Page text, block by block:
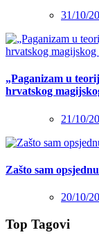
31/10/
„Paganizam u
hrvatskog
21/10/
Zašto sam
20/10/
Top Tagovi